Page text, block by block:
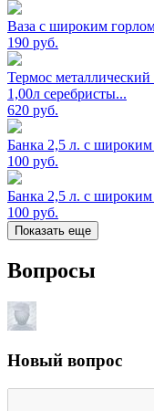
Ваза с широким
190 руб.
Термос
1,00л серебристы...
620 руб.
Банка 2,5 л. с
100 руб.
Банка 2,5 л. с
100 руб.
Показать еще
Вопросы
Новый вопрос